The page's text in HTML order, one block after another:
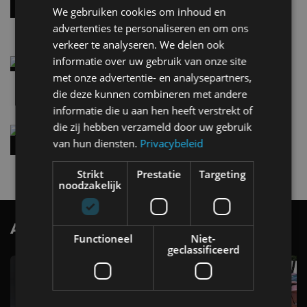
per 100 kilometer
Elektrische Geely E2 (tijdelijk) net zo goedkoop
als een Renault Twingo
Vernieuwde Hyundai Ioniq 6 rijdt tot 680
kilometer en wordt goedkoper
AutoRAI.nl TV SUBSCRIBE
We gebruiken cookies om inhoud en
advertenties te personaliseren en om ons
verkeer te analyseren. We delen ook
informatie over uw gebruik van onze site
met onze advertentie- en analysepartners,
die deze kunnen combineren met andere
informatie die u aan hen heeft verstrekt of
die zij hebben verzameld door uw gebruik
van hun diensten. Privacybeleid
Strikt
noodzakelijk
Prestatie Targeting
Functioneel
Niet-
geclassificeerd